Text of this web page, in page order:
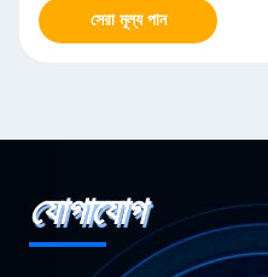
সেরা মূল্য পান
যোগাযোগ